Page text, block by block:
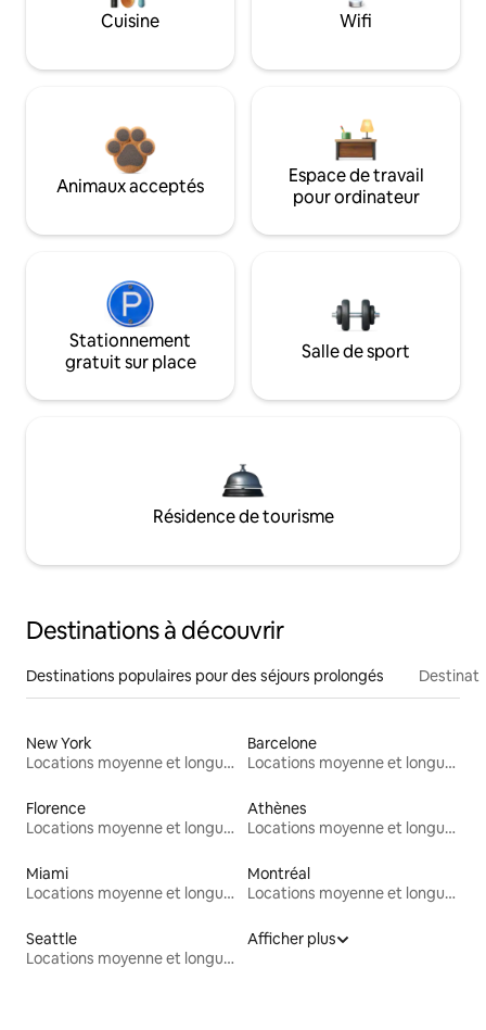
Cuisine Wifi
Animaux acceptés
Espace de travail
pour ordinateur
Stationnement
gratuit sur place
Salle de sport
Résidence de tourisme
Destinations à découvrir
Destinations populaires pour des séjours prolongés
New York
Locations moyenne et longue durée
Barcelone
Locations moyenne et longue durée
Florence
Locations moyenne et longue durée
Athènes
Locations moyenne et longue durée
Miami
Locations moyenne et longue durée
Montréal
Locations moyenne et longue durée
Seattle
Locations moyenne et longue durée
Afficher plus